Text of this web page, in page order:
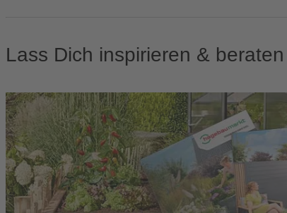
Lass Dich inspirieren & beraten